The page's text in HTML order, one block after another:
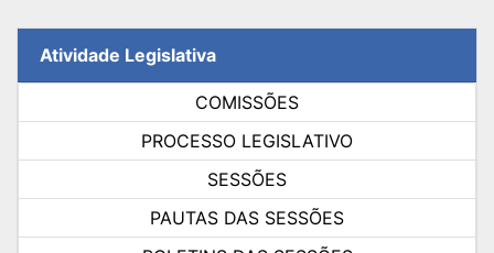
Atividade Legislativa
COMISSÕES
PROCESSO LEGISLATIVO
SESSÕES
PAUTAS DAS SESSÕES